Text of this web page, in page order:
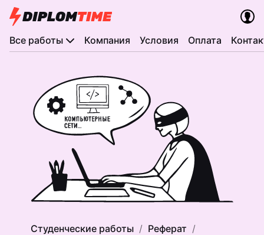
Все работы Компания Условия Оплата
Студенческие работы
Реферат